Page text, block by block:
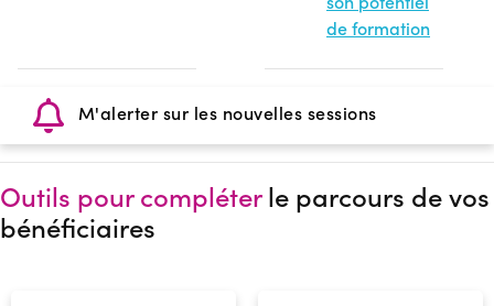
de formation
M'alerter sur les nouvelles sessions
Outils pour compléterle parcours de vos
bénéficiaires